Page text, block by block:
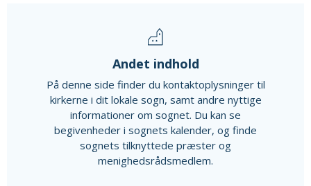
Andet indhold
På denne side finder du kontaktoplysninger til
kirkerne i dit lokale sogn, samt andre nyttige
informationer om sognet. Du kan se
begivenheder i sognets kalender, og finde
sognets tilknyttede præster og
menighedsrådsmedlem.